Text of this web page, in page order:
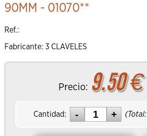
90MM - 01070**
Ref.:
Fabricante: 3 CLAVELES
Precio: 9.50€
Cantidad: (Total: